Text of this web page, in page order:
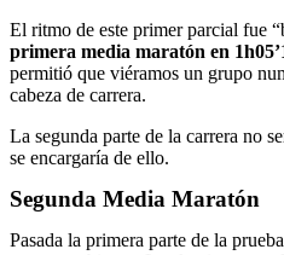
El ritmo de este primer parcial fue
primera media maratón en
permitió que viéramos un grupo
cabeza de carrera.
La segunda parte de la carrera no
se encargaría de ello.
Segunda Media Maratón
Pasada la primera parte de la